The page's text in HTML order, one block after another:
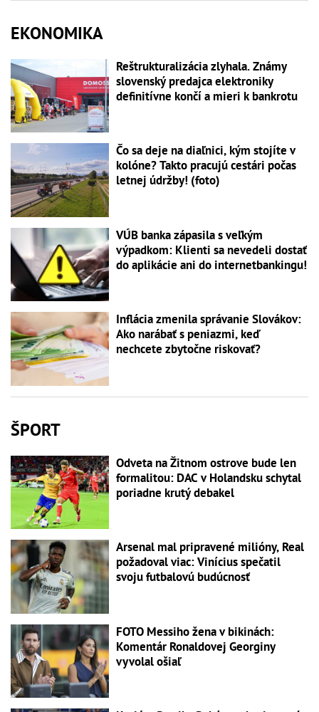
EKONOMIKA
Reštrukturalizácia zlyhala. Známy
slovenský predajca elektroniky
definitívne končí a mieri k bankrotu
Čo sa deje na diaľnici, kým stojíte v
kolóne? Takto pracujú cestári počas
letnej údržby! (foto)
VÚB banka zápasila s veľkým
výpadkom: Klienti sa nevedeli dostať
do aplikácie ani do internetbankingu!
Inflácia zmenila správanie Slovákov:
Ako narábať s peniazmi, keď
nechcete zbytočne riskovať?
ŠPORT
Odveta na Žitnom ostrove bude len
formalitou: DAC v Holandsku schytal
poriadne krutý debakel
Arsenal mal pripravené milióny, Real
požadoval viac: Vinícius spečatil
svoju futbalovú budúcnosť
FOTO Messiho žena v bikinách:
Komentár Ronaldovej Georginy
vyvolal ošiaľ